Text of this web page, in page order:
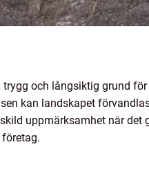
trygg och långsiktig grund för
kan landskapet
uppmärksamhet när det